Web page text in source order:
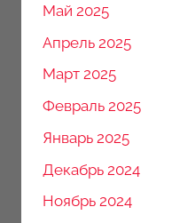
Май 2025
Апрель 2025
Март 2025
Февраль 2025
Январь 2025
Декабрь 2024
Ноябрь 2024